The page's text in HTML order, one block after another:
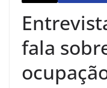
fala